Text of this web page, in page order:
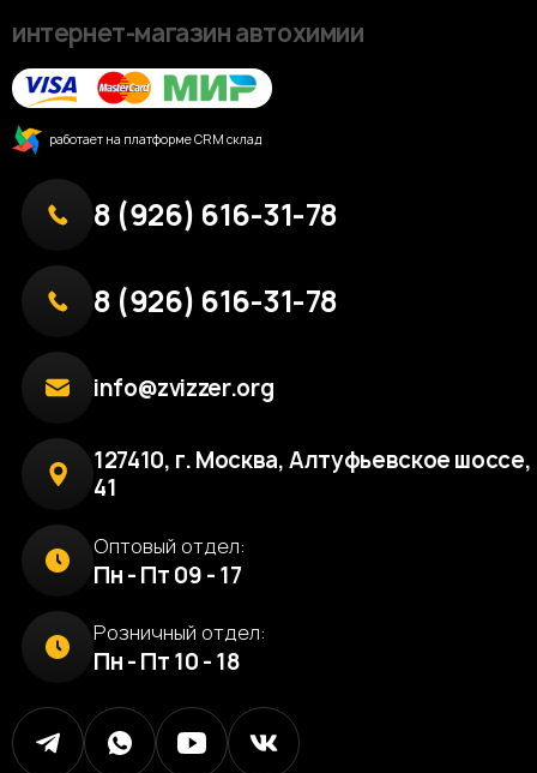
интернет-магазин автохимии
работает на платформе CRM склад
8 (926) 616-31-78
8 (926) 616-31-78
info@zvizzer.org
127410, г. Москва, Алтуфьевское шоссе,
41
Оптовый отдел:
Пн - Пт 09 - 17
Розничный отдел:
Пн - Пт 10 - 18